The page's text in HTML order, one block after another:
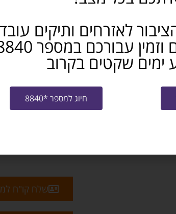
מוגבלויות.
שלח קו"ח
לאזרחים ותיקים
ימים שקטים בקרוב
חיוג למספר *8840